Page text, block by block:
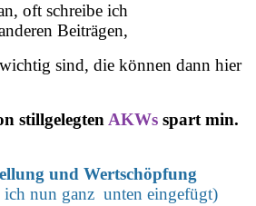
oft schreibe ich
Beiträgen,
sind, die können dann hier
stillgelegtenAKWs spart min.
und Wertschöpfung
ich nun ganz unten eingefügt)